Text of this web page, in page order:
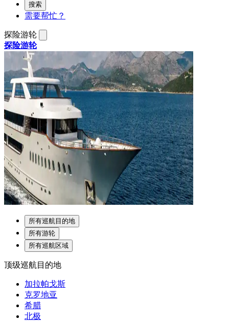
搜索
需要帮忙？
探险游轮
探险游轮
所有巡航目的地
所有游轮
所有巡航区域
顶级巡航目的地
加拉帕戈斯
克罗地亚
希腊
北极